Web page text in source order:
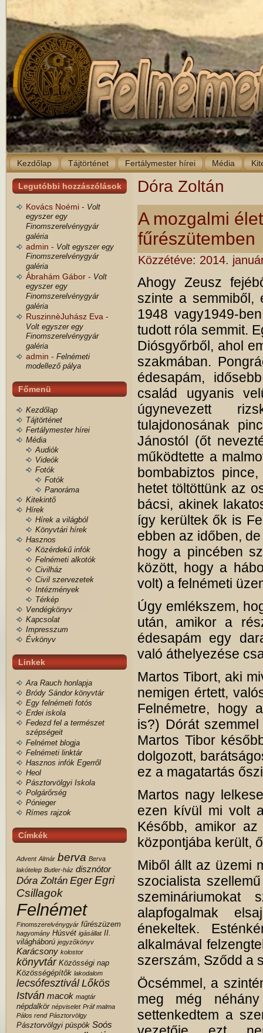
Kezdőlap Tájtörténet Fertálymester hírei Média
Legutóbbi hozzászólások
Kovács Noémi - Volt
egyszer egy
Finomszerelvénygyár
galéria
admin - Volt egyszer egy
Finomszerelvénygyár
galéria
Ábrahám Gábor - Volt
egyszer egy
Finomszerelvénygyár
galéria
RuszinnèJuhász Eva -
Volt egyszer egy
Finomszerelvénygyár
galéria
admin - Felnémeti
modellező pálya
Főmenü
Kezdőlap
Tájtörténet
Fertálymester hírei
Média
Audiók
Videók
Fotók
Fotók
Panoráma
Kitekintő
Hírek
Hírek a világból
Könyvtári hírek
Hasznos
Közérdekű infók
Felnémeti alkotók
Civilház
Civil szervezetek
Intézmények
Térkép
Vendégkönyv
Kapcsolat
Impresszum
Évkönyv
Linkek
Ara Rauch honlapja
Bródy Sándor könyvtár
Egy felnémeti fotós
Erdei iskola
Fedezd fel a természet
szépségeit
Felnémet blogja
Felnémeti linktár
Hasznos infók Egerről
Heol
Pásztorvölgyi Iskola
Polgárőrség
Pónieger
Rímes rajzok
Címkék
Advent Almár berva Berva
lakótelep Butler-ház disznótor
Dóra Zoltán Eger Egri
Csillagok
Felnémet
Finomszerelvénygyár fűrészüzem
hagyomány Húsvét igásállat II.
világháború jegyzőkönyv
Karácsony kolostor
könyvtár Közösségi nap
Közösségépítők lakodalom
lecsófesztivál Lőkös
István macok magtár
népdalkör népviselet Práf malma
Pálos rend Pásztorvölgy
Pásztorvölgyi püspök Soós
Dóra Zoltán
A mozgalmi
fűrészütemben
Közzétéve: 2014.
Ahogy Zeusz
szinte a semmiből,
1948 vagy1949-
tudott róla semmit.
Diósgyőrből, ahol
szakmában.
édesapám,
család ugyanis
úgynevezett
tulajdonosának
Jánostól (őt
működtette a
bombabiztos
hetet töltöttünk az
bácsi, akinek
így kerültek ők is
ebben az időben,
hogy a pincében
között, hogy a
volt) a felnémeti
Úgy emlékszem,
után, amikor a
édesapám egy
való áthelyezése
Martos Tibort, aki
nemigen értett,
Felnémetre, hogy
is?) Dórát
Martos Tibor
dolgozott,
ez a magatartás
Martos nagy
ezen kívül mi volt
Később, amikor az
központjába került,
Miből állt az üzemi
szocialista
szemináriumokat
alapfogalmak
énekeltek.
alkalmával
szerszám, Sződd a
Öcsémmel, a
meg még
settenkedtem a